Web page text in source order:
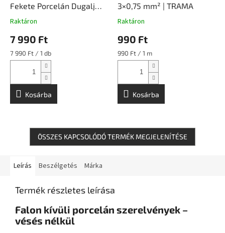
Fekete Porcelán Dugalj
Falon Kívüli Szerelvény |
Raktáron
7 990 Ft
Egységár:
7 990 Ft / 1 db
Kosárba
3×0,75 mm² | TRAMA
Raktáron
990 Ft
Egységár:
990 Ft / 1 m
Kosárba
ÖSSZES KAPCSOLÓDÓ TERMÉK MEGJELENÍTÉSE
Leírás Beszélgetés Márka
Termék részletes leírása
Falon kívüli porcelán szerelvények –
vésés nélkül